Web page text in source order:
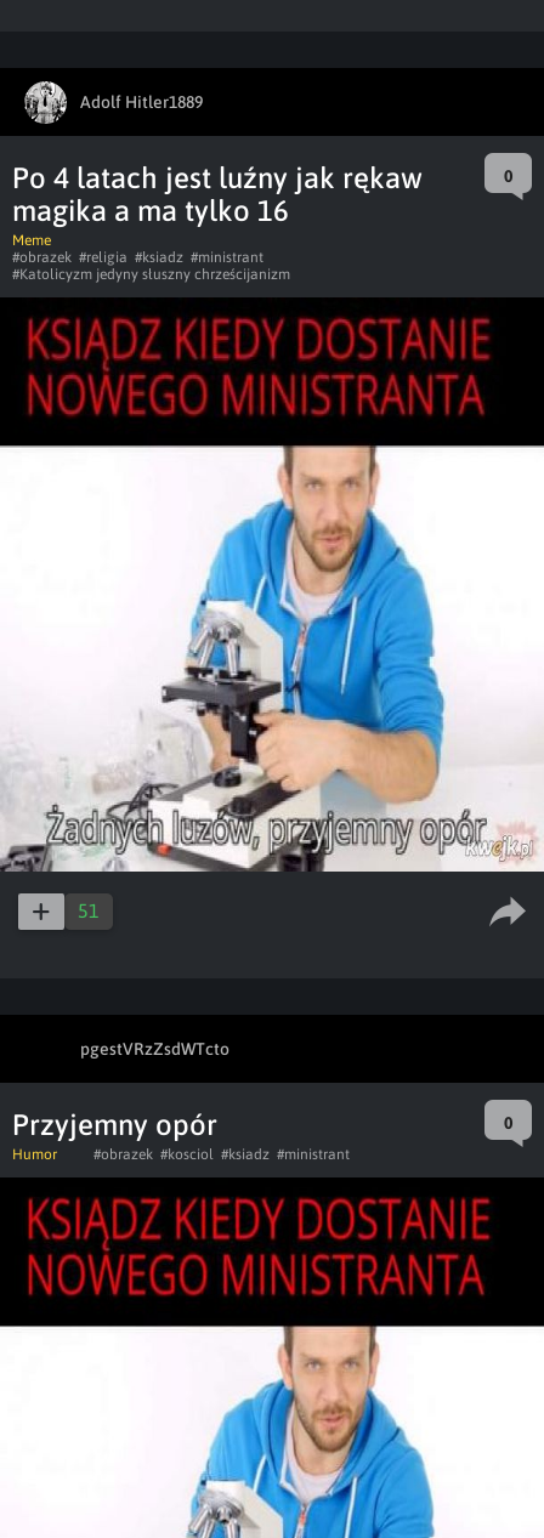
Adolf Hitler1889
Po 4 latach jest luźny jak rękaw
magika a ma tylko 16
0
Meme
#obrazek #religia #ksiadz #ministrant
#Katolicyzm jedyny słuszny chrześcijanizm
51
pgestVRzZsdWTcto
Przyjemny opór 0
Humor #obrazek #kosciol #ksiadz #ministrant